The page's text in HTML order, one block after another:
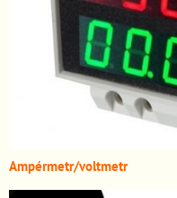
Ampérmetr/voltmetr